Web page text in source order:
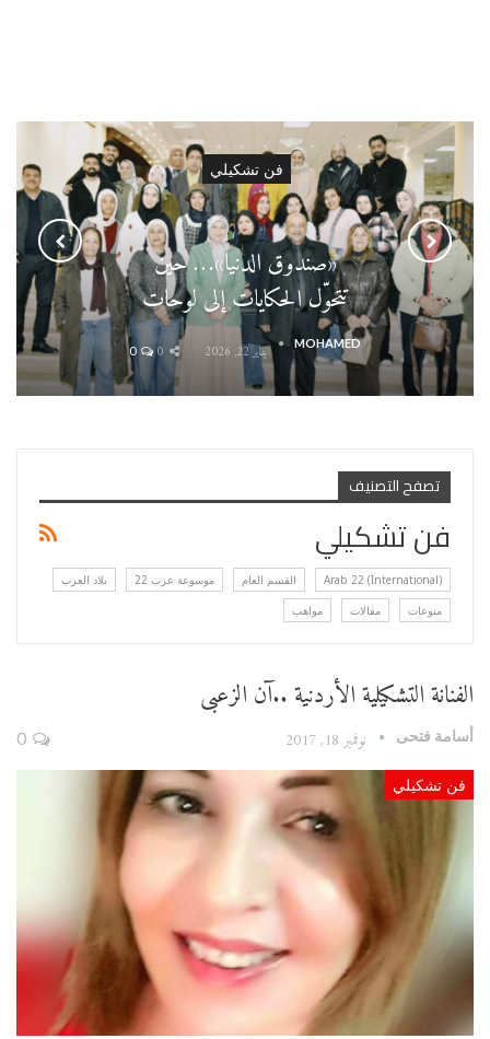
فن تشكيلي
«صندوق الدنيا»… حين
تتحوّل الحكايات إلى لوحات
MOHAMED يناير 22, 2026 0
تصفح التصنيف
فن تشكيلي
Arab 22 (International) القسم العام موسوعة عرب 22
بلاد العرب
منوعات
مقالات مواهب
الفنانة التشكيلية الأردنية ..آن الزعبى
أسامة فتحى نوفمبر 18, 2017
فن تشكيلي